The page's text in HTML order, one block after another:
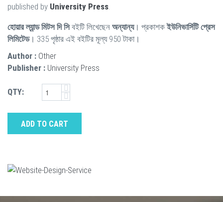
published by University Press
হোয়ার ল্যান্ড মিটস দি সিবইটি লিখেছেন অন্যান্য। প্রকাশকইউনিভার্সিটি প্রেস
লিমিটেড। 335 পৃষ্ঠার এই বইটির মূল্য 950 টাকা।
Author : Other
Publisher : University Press
QTY:
ADD TO CART